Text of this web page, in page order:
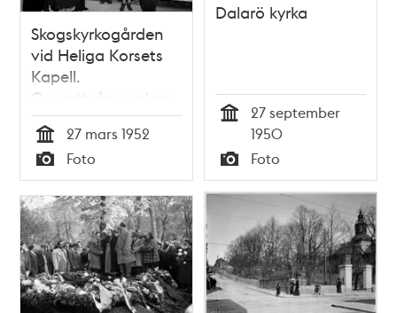
Skogskyrkogården
vid Heliga Korsets
Kapell.
Operettsångerskan
Margit Rosengrens
jordfästning
Tid
27 mars 1952
Typ
Foto
Dalarö kyrka
27 september
1950
Typ
Foto